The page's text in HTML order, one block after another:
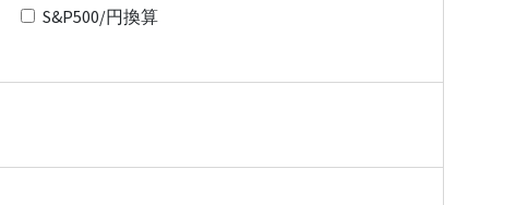
S&P500/円換算